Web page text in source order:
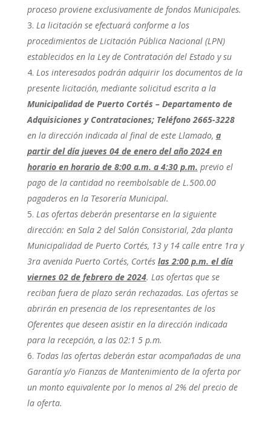
proceso proviene exclusivamente de fondos Municipales.
La licitación se efectuará conforme a los
procedimientos de Licitación Pública Nacional (LPN)
establecidos en la Ley de Contratación del Estado y su
Los interesados podrán adquirir los documentos de la
presente licitación, mediante solicitud escrita a la
Municipalidad de Puerto Cortés – Departamento de
Adquisiciones y Contrataciones; Teléfono 2665-3228
en la dirección indicada al final de este Llamado, a
partir del día jueves 04 de enero del año 2024 en
horario en horario de 8:00 a.m. a 4:30 p.m. previo el
pago de la cantidad no reembolsable de L.500.00
pagaderos en la Tesorería Municipal.
Las ofertas deberán presentarse en la siguiente
dirección: en Sala 2 del Salón Consistorial, 2da planta
Municipalidad de Puerto Cortés, 13 y 14 calle entre 1ra y
3ra avenida Puerto Cortés, Cortés las 2:00 p.m. el día
viernes 02 de febrero de 2024. Las ofertas que se
reciban fuera de plazo serán rechazadas. Las ofertas se
abrirán en presencia de los representantes de los
Oferentes que deseen asistir en la dirección indicada
para la recepción, a las 02:1 5 p.m.
Todas las ofertas deberán estar acompañadas de una
Garantía y/o Fianzas de Mantenimiento de la oferta por
un monto equivalente por lo menos al 2% del precio de
la oferta.